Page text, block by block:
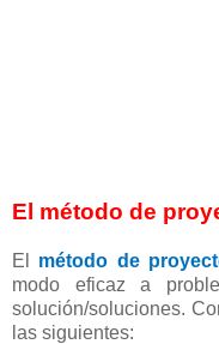
El método de
El método de
modo eficaz a
solución/soluciones.
las siguientes: